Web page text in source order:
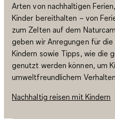
Arten von nachhaltigen
Kinder bereithalten – von
zum Zelten auf dem
geben wir Anregungen für
Kindern sowie Tipps, wie die
genutzt werden können, um
umweltfreundlichem
Nachhaltig reisen mit Kindern